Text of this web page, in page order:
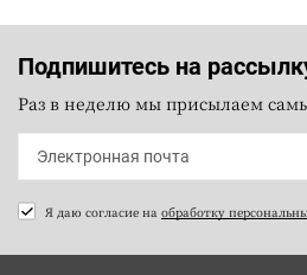
Подпишитесь на
Раз в неделю мы присылаем
Я даю согласие на обработку